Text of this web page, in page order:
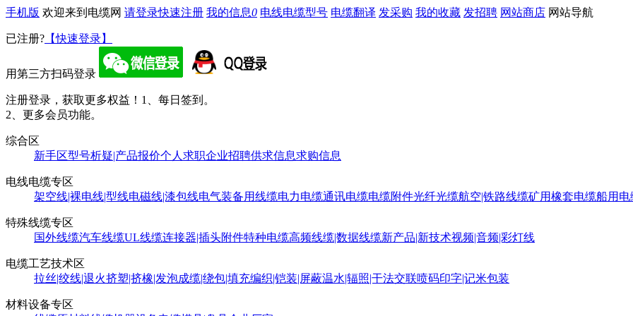
手机版 欢迎来到电缆网 请登录快速注册 我的信息0 电线电缆型号 电缆翻译 发采购 我的收藏 发招聘 网站商店 网站导航
已注册? 【快速登录】
用第三方扫码登录
注册登录，获取更多权益！ 1、每日签到。
2、更多会员功能。
综合区
新手区型号析疑|产品报价个人求职企业招聘供求信息求购信息
电线电缆专区
架空线|裸电线|型线电磁线|漆包线电气装备用线缆电力电缆通讯电缆电缆附件光纤光缆航空|铁路线缆矿用橡套电缆船用电
特殊线缆专区
国外线缆汽车线缆UL线缆连接器|插头附件特种电缆高频线缆|数据线缆新产品|新技术视频|音频|彩灯线
电缆工艺技术区
拉丝|绞线|退火挤塑|挤橡|发泡成缆|绕包|填充编织|铠装|屏蔽温水|辐照|干法交联喷码印字|记米包装
材料设备专区